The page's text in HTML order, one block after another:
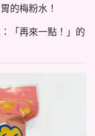
的梅粉水！
「再來一點！」的